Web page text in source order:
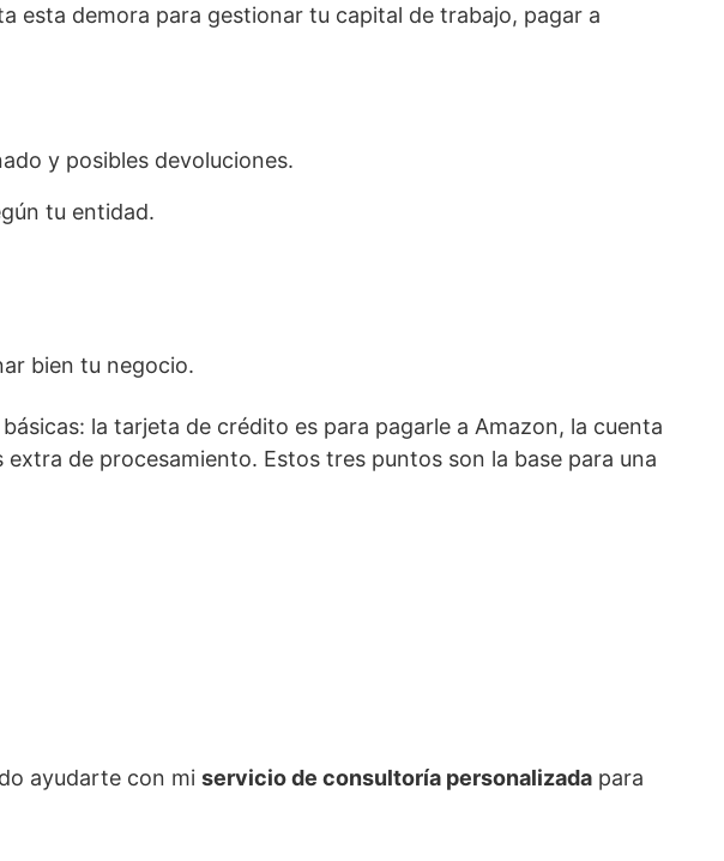
esta demora para gestionar tu capital de trabajo, pagar a
y posibles devoluciones.
tu entidad.
bien tu negocio.
la tarjeta de crédito es para pagarle a Amazon, la cuenta
de procesamiento. Estos tres puntos son la base para una
ayudarte con mi servicio de consultoría personalizada para